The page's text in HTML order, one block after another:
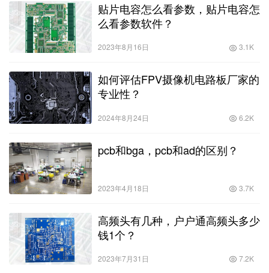
贴片电容怎么看参数，贴片电容怎
么看参数软件？
2023年8月16日 3.1K
如何评估FPV摄像机电路板厂家的
专业性？
2024年8月24日 6.2K
pcb和bga，pcb和ad的区别？
2023年4月18日 3.7K
高频头有几种，户户通高频头多少
钱1个？
2023年7月31日 7.2K